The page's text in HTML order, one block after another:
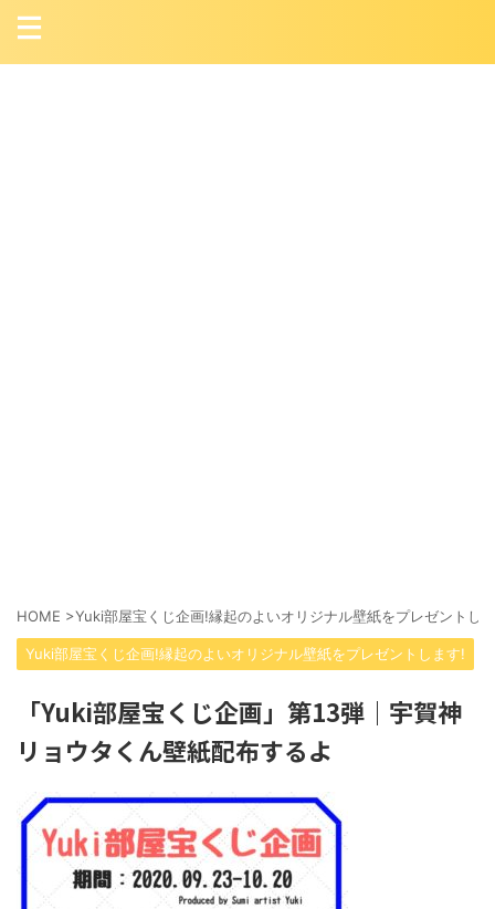
HOME >Yuki部屋宝くじ企画!縁起のよいオリジナル壁紙をプレゼントし
Yuki部屋宝くじ企画!縁起のよいオリジナル壁紙をプレゼントします!
「Yuki部屋宝くじ企画」第13弾｜宇賀神
リョウタくん壁紙配布するよ